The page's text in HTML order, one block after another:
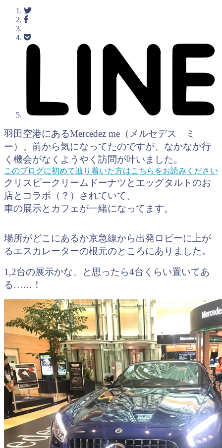
羽田空港にあるMercedez me（メルセデス ミ
ー）。前から気になってたのですが、なかなか行
く機会がなくようやく訪問が叶いました。
このブログに初めて辿り着いた方はこちらをお読みください
クリスピークリームドーナツとエッグタルトのお
店とコラボ（？）されていて、
車の展示とカフェが一緒になってます。
場所がどこにあるか京急線から出発ロビーに上が
るエスカレーターの根元のところにありました。
1,2台の展示かな、と思ったら4台くらい置いてあ
る……！